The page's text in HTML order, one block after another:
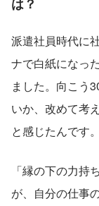
派遣社員時代に
ナで白紙になっ
ました。向こう
いか、改めて考
と感じたんです。
「縁の下の力持
が、自分の仕事